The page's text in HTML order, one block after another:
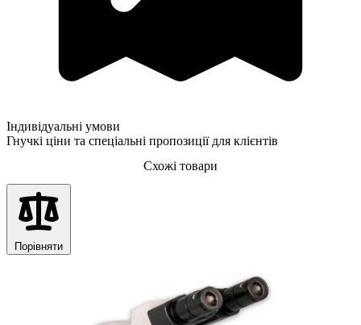
Індивідуальні умови
Гнучкі ціни та спеціальні пропозиції для клієнтів
Схожі товари
Порівняти